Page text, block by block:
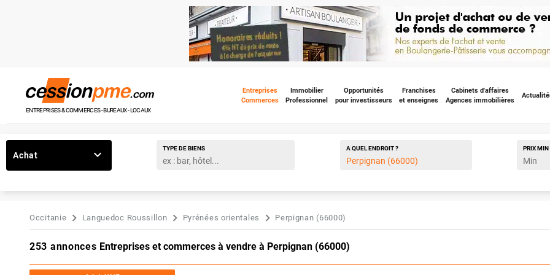
ENTREPRISES & COMMERCES - BUREAUX - LOCAUX
Entreprises
Commerces
Immobilier
Professionnel
Opportunités
pour investisseurs
Franchises
et enseignes
Cabinets d'affaires
Agences immobilières
Achat
TYPE DE BIENS A QUEL ENDROIT ? PRIXMIN
Occitanie Languedoc Roussillon Pyrénées orientales Perpignan (66000)
253 annonces Entreprises et commerces à vendre à Perpignan (66000)